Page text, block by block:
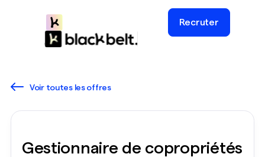
Recruter
Voir toutes les offres
Gestionnaire de copropriétés